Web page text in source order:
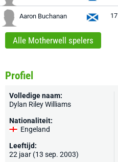
Aaron Buchanan 17
Alle Motherwell spelers
Profiel
Volledige naam:
Dylan Riley Williams
Nationaliteit:
Engeland
Leeftijd:
22 jaar (13 sep. 2003)